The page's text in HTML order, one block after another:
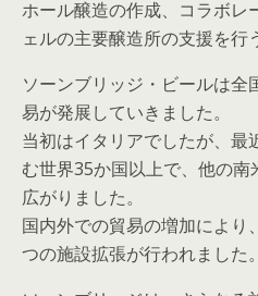
ホール醸造の作成、コラボレ
ェルの主要醸造所の支援を行
ソーンブリッジ・ビールは全
易が発展していきました。
当初はイタリアでしたが、最
む世界35か国以上で、他の
広がりました。
国内外での貿易の増加により
つの施設拡張が行われました。